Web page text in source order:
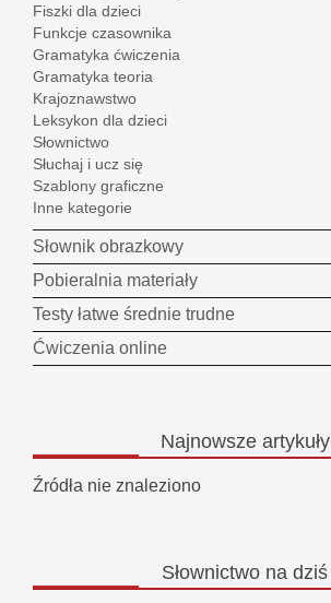
Fiszki dla dzieci
Funkcje czasownika
Gramatyka ćwiczenia
Gramatyka teoria
Krajoznawstwo
Leksykon dla dzieci
Słownictwo
Słuchaj i ucz się
Szablony graficzne
Inne kategorie
Słownik obrazkowy
Pobieralnia materiały
Testy łatwe średnie trudne
Ćwiczenia online
Najnowszeartykuły
Źródła nie znaleziono
Słownictwo na dziś